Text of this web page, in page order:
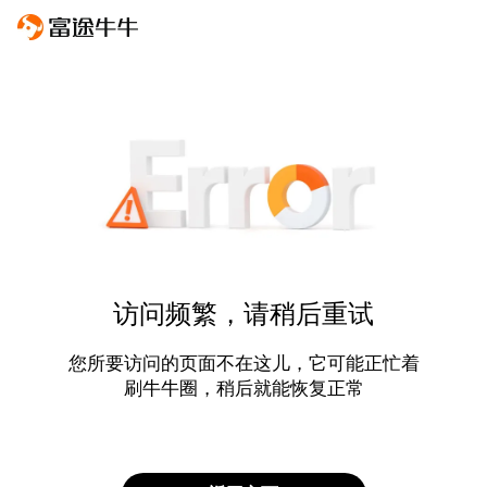
访问频繁，请稍后重试
您所要访问的页面不在这儿，它可能正忙着
刷牛牛圈，稍后就能恢复正常